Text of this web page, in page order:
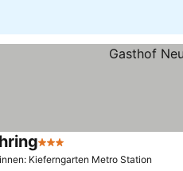
3 Kategória
Kieferngarten Metro Station